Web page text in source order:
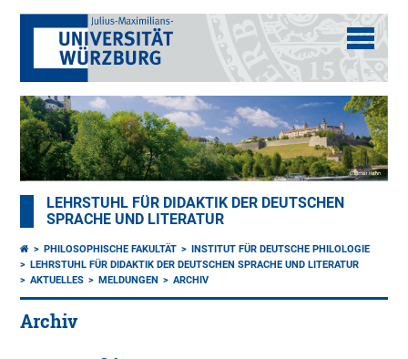
LEHRSTUHL FÜR DIDAKTIK DER DEUTSCHEN
SPRACHE UND LITERATUR
PHILOSOPHISCHE FAKULTÄT
INSTITUT FÜR DEUTSCHE PHILOLOGIE
LEHRSTUHL FÜR DIDAKTIK DER DEUTSCHEN SPRACHE UND LITERATUR
AKTUELLES
MELDUNGEN ARCHIV
Archiv